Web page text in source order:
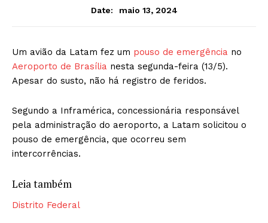
Date:
maio 13, 2024
Um avião da Latam fez um pouso de emergência no
Aeroporto de Brasília nesta segunda-feira (13/5).
Apesar do susto, não há registro de feridos.
Segundo a Inframérica, concessionária responsável
pela administração do aeroporto, a Latam solicitou o
pouso de emergência, que ocorreu sem
intercorrências.
Leia também
Distrito Federal